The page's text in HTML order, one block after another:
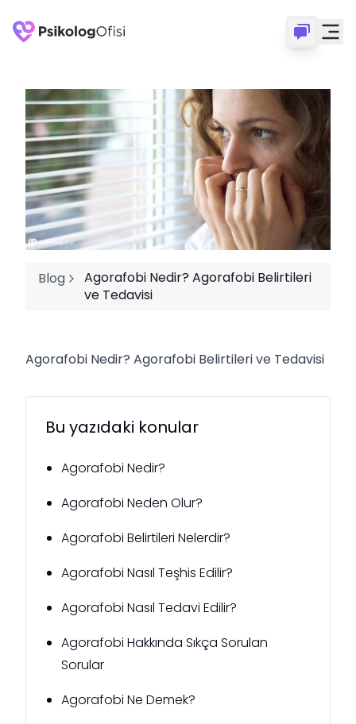
Blog
Agorafobi Nedir? Agorafobi Belirtileri
ve Tedavisi
Agorafobi Nedir? Agorafobi Belirtileri ve Tedavisi
Bu yazıdaki konular
Agorafobi Nedir?
Agorafobi Neden Olur?
Agorafobi Belirtileri Nelerdir?
Agorafobi Nasıl Teşhis Edilir?
Agorafobi Nasıl Tedavi Edilir?
Agorafobi Hakkında Sıkça Sorulan
Sorular
Agorafobi Ne Demek?